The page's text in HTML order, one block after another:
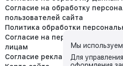
Согласие на обработку
пользователей сайта
Политика обработки
Согласие на передачу
лицам
Согласие реклама
Мы используем
Для